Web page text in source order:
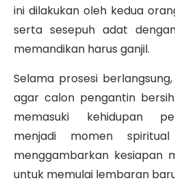
ini dilakukan oleh kedua
serta sesepuh adat
memandikan harus ganjil.
Selama prosesi
agar calon pengantin
memasuki kehidupan
menjadi momen
menggambarkan kesiapan
untuk memulai lembaran